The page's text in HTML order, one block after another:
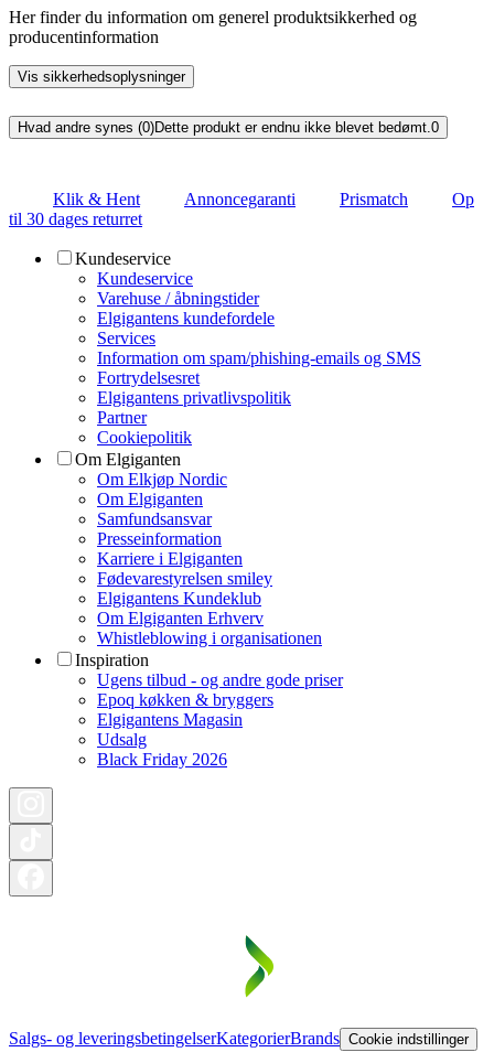
Her finder du information om generel produktsikkerhed og
producentinformation
Vis sikkerhedsoplysninger
Hvad andre synes (0)Dette produkt er endnu ikke blevet bedømt.0
Klik & Hent Annoncegaranti Prismatch
Op
til 30 dages returret
Kundeservice
Kundeservice
Varehuse / åbningstider
Elgigantens kundefordele
Services
Information om spam/phishing-emails og SMS
Fortrydelsesret
Elgigantens privatlivspolitik
Partner
Cookiepolitik
Om Elgiganten
Om Elkjøp Nordic
Om Elgiganten
Samfundsansvar
Presseinformation
Karriere i Elgiganten
Fødevarestyrelsen smiley
Elgigantens Kundeklub
Om Elgiganten Erhverv
Whistleblowing i organisationen
Inspiration
Ugens tilbud - og andre gode priser
Epoq køkken & bryggers
Elgigantens Magasin
Udsalg
Black Friday 2026
Salgs- og leveringsbetingelserKategorierBrands Cookie indstillinger